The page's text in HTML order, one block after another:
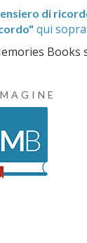
di
qui
Books si